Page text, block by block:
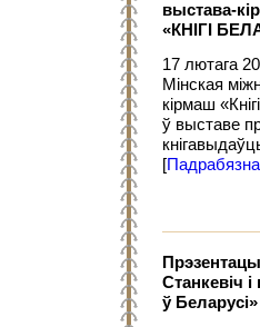
выстава-
«КНІГІ
17 лютага
Мінская
кірмаш
ў выставе
[Падрабязна
Станкевіч і
ў Беларусі»